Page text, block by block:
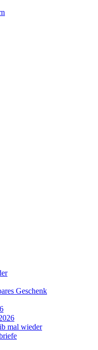
Geschenk
mal wieder